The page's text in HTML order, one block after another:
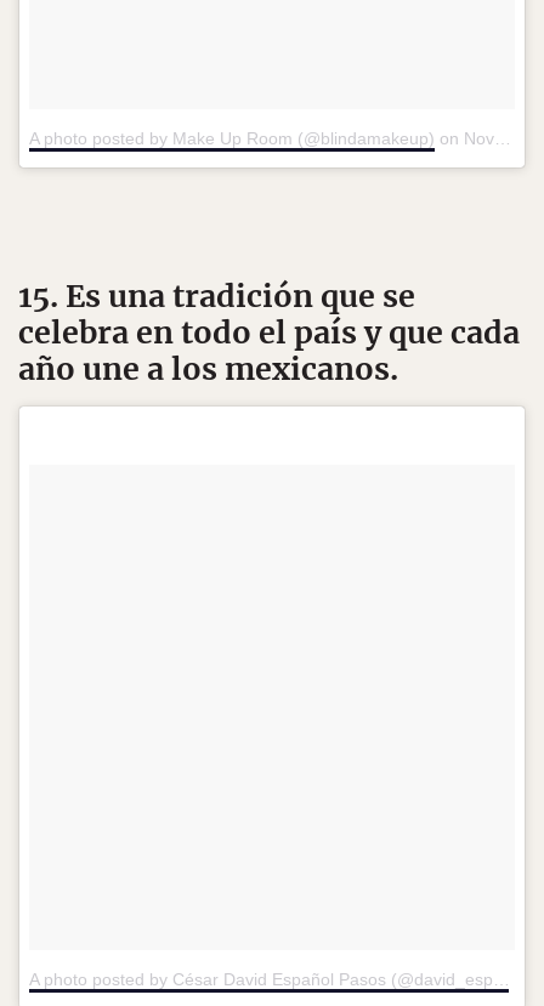
A photo posted by Make Up Room (@blindamakeup) on Nov 29, 2015 at 8:37am PST
15. Es una tradición que se
celebra en todo el país y que cada
año une a los mexicanos.
A photo posted by César David Español Pasos (@david_espa)